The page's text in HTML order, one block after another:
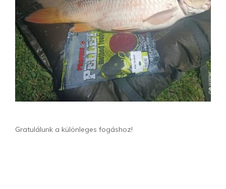
Gratulálunk a különleges fogáshoz!